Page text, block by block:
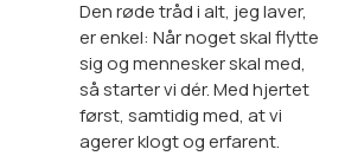
Den røde tråd i alt, jeg laver,
er enkel: Når noget skal flytte
sig og mennesker skal med,
så starter vi dér. Med hjertet
først, samtidig med, at vi
agerer klogt og erfarent.